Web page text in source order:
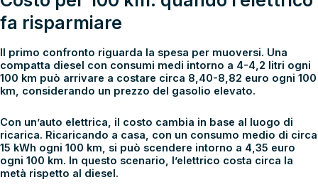
fa risparmiare
Il primo confronto riguarda la spesa per muoversi. Una
compatta diesel con consumi medi intorno a 4-4,2 litri ogni
100 km può arrivare a costare circa 8,40-8,82 euro ogni 100
km, considerando un prezzo del gasolio elevato.
Con un’auto elettrica, il costo cambia in base al luogo di
ricarica. Ricaricando a casa, con un consumo medio di circa
15 kWh ogni 100 km, si può scendere intorno a 4,35 euro
ogni 100 km. In questo scenario, l’elettrico costa circa la
metà rispetto al diesel.